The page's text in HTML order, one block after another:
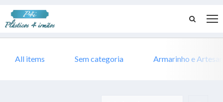
All items Sem categoria Armarinho e